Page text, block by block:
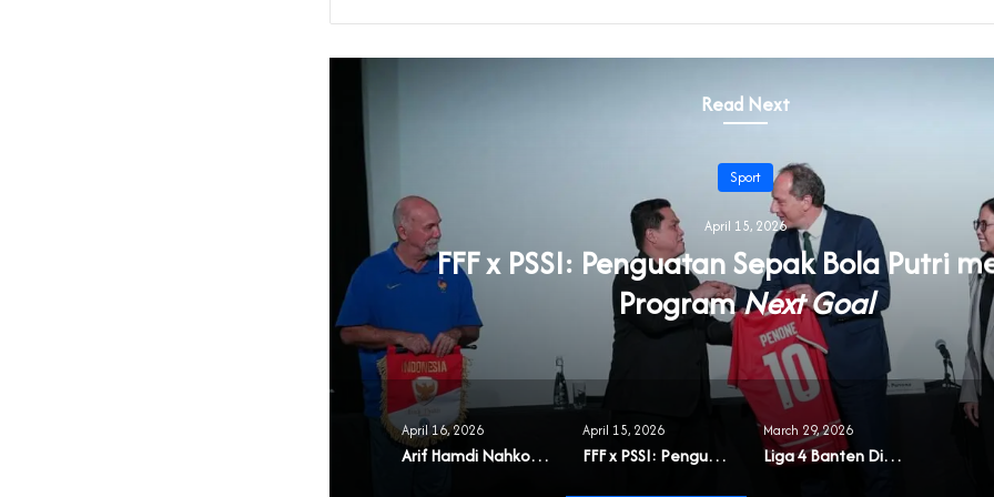
Read Next
Sport
April 15, 2026
FFF x PSSI: Penguatan Sepak Bola Putri
ProgramNext Goal
April 16, 2026
Arif Hamdi Nahkodai Pengcab PABSI 2026-2030
April 15, 2026
FFF x PSSI: Penguatan Sepak Bola Putri melalui Program
March 29, 2026
Liga 4 Banten Dibuka, Fokus pada Pembinaan dan Ruang Kompetisi